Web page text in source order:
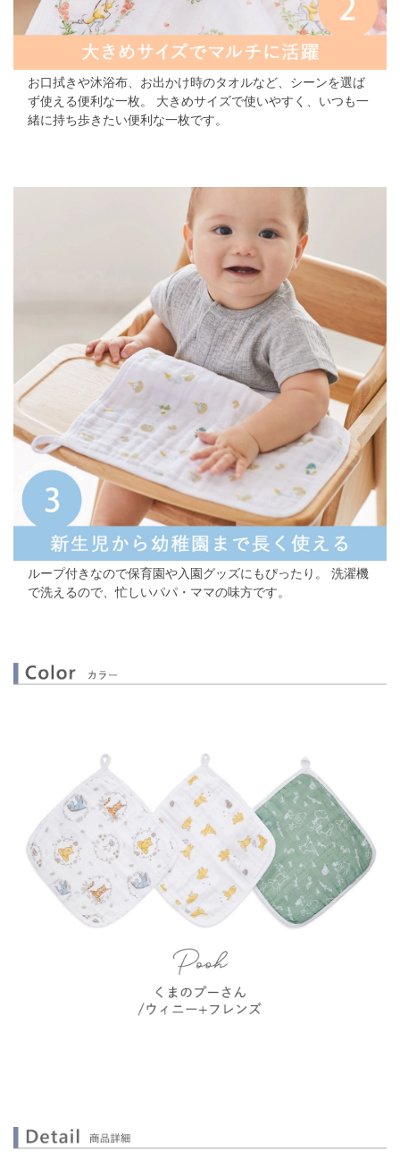
お口拭きや沐浴布、お出かけ時のタオルなど、シーンを選ば
ず使える便利な一枚。 大きめサイズで使いやすく、いつも一
緒に持ち歩きたい便利な一枚です。
ループ付きなので保育園や入園グッズにもぴったり。 洗濯機
で洗えるので、忙しいパパ・ママの味方です。